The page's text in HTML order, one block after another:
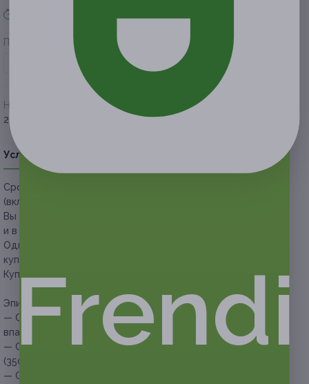
Поделиться с друзьями
Начало действия
29 января 2019 г.
Окончание действия
30 апреля 2019 г.
Условия
Срок действия купонов:
(включительно).
Вы можете предъявить купон как в распечатанном, так
и в электронном виде.
Один человек может купить неограниченное количество
купонов для себя или в подарок.
Купон действует на следующие виды услуг:
Эпиляция одной зоны:
— Скидка 50% на эпиляцию сахарной пастой подмышечных
впадин (200 руб. вместо 400 руб.)
— Скидка 50% на эпиляцию сахарной пастой голеней
(350 руб. вместо 700 руб.)
— Скидка 50% на эпиляцию сахарной пастой ног
Frendi